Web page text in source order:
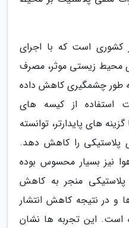
از کشوری است که با اجرای
محیط زیستی موثر، مصرف
طور چشمگیری کاهش داده
استفاده از کیسه های
های پایدارتر، توانسته
پلاستیکی را کاهش دهد.
نیز بسیار محسوس بوده
منجر به کاهش
و در نتیجه کاهش انتشار
است. این تجربه ها نشان